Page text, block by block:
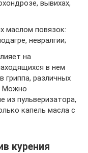
вывихах,
маслом повязок:
невралгии;
на
в нем
гриппа, различных
Можно
из пульверизатора,
капель масла с
курения